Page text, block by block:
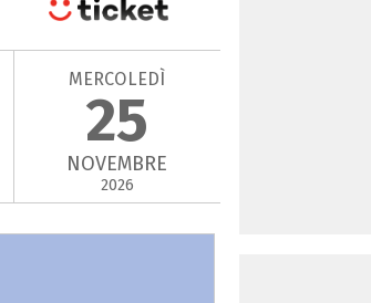
MERCOLEDÌ
25
NOVEMBRE
2026